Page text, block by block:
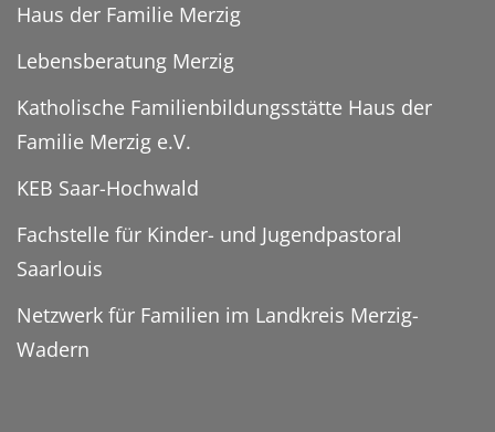
Haus der Familie Merzig
Lebensberatung Merzig
Katholische Familienbildungsstätte Haus der
Familie Merzig e.V.
KEB Saar-Hochwald
Fachstelle für Kinder- und Jugendpastoral
Saarlouis
Netzwerk für Familien im Landkreis Merzig-
Wadern